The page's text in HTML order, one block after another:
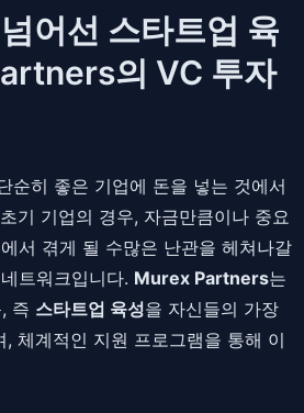
어선 스타트업 육
의 VC 투자
순히 좋은 기업에 돈을 넣는 것에서
기 기업의 경우, 자금만큼이나 중요
서 겪게 될 수많은 난관을 헤쳐나갈
트워크입니다. Murex Partners는
즉 스타트업 육성을 자신들의 가장
체계적인 지원 프로그램을 통해 이